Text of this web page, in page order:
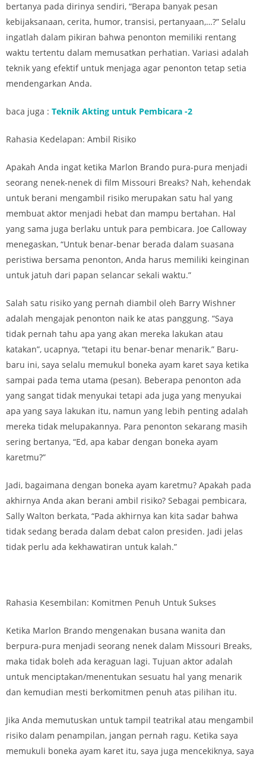
bertanya pada dirinya sendiri, “Berapa banyak pesan
kebijaksanaan, cerita, humor, transisi, pertanyaan,…?” Selalu
ingatlah dalam pikiran bahwa penonton memiliki rentang
waktu tertentu dalam memusatkan perhatian. Variasi adalah
teknik yang efektif untuk menjaga agar penonton tetap setia
mendengarkan Anda.
baca juga : Teknik Akting untuk Pembicara -2
Rahasia Kedelapan: Ambil Risiko
Apakah Anda ingat ketika Marlon Brando pura-pura menjadi
seorang nenek-nenek di film Missouri Breaks? Nah, kehendak
untuk berani mengambil risiko merupakan satu hal yang
membuat aktor menjadi hebat dan mampu bertahan. Hal
yang sama juga berlaku untuk para pembicara. Joe Calloway
menegaskan, “Untuk benar-benar berada dalam suasana
peristiwa bersama penonton, Anda harus memiliki keinginan
untuk jatuh dari papan selancar sekali waktu.”
Salah satu risiko yang pernah diambil oleh Barry Wishner
adalah mengajak penonton naik ke atas panggung. “Saya
tidak pernah tahu apa yang akan mereka lakukan atau
katakan”, ucapnya, “tetapi itu benar-benar menarik.” Baru-
baru ini, saya selalu memukul boneka ayam karet saya ketika
sampai pada tema utama (pesan). Beberapa penonton ada
yang sangat tidak menyukai tetapi ada juga yang menyukai
apa yang saya lakukan itu, namun yang lebih penting adalah
mereka tidak melupakannya. Para penonton sekarang masih
sering bertanya, “Ed, apa kabar dengan boneka ayam
karetmu?”
Jadi, bagaimana dengan boneka ayam karetmu? Apakah pada
akhirnya Anda akan berani ambil risiko? Sebagai pembicara,
Sally Walton berkata, “Pada akhirnya kan kita sadar bahwa
tidak sedang berada dalam debat calon presiden. Jadi jelas
tidak perlu ada kekhawatiran untuk kalah.”
Rahasia Kesembilan: Komitmen Penuh Untuk Sukses
Ketika Marlon Brando mengenakan busana wanita dan
berpura-pura menjadi seorang nenek dalam Missouri Breaks,
maka tidak boleh ada keraguan lagi. Tujuan aktor adalah
untuk menciptakan/menentukan sesuatu hal yang menarik
dan kemudian mesti berkomitmen penuh atas pilihan itu.
Jika Anda memutuskan untuk tampil teatrikal atau mengambil
risiko dalam penampilan, jangan pernah ragu. Ketika saya
memukuli boneka ayam karet itu, saya juga mencekiknya, saya